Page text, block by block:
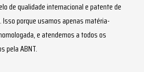
de qualidade internacional e patente de
porque usamos apenas matéria-
e atendemos a todos os
pela ABNT.